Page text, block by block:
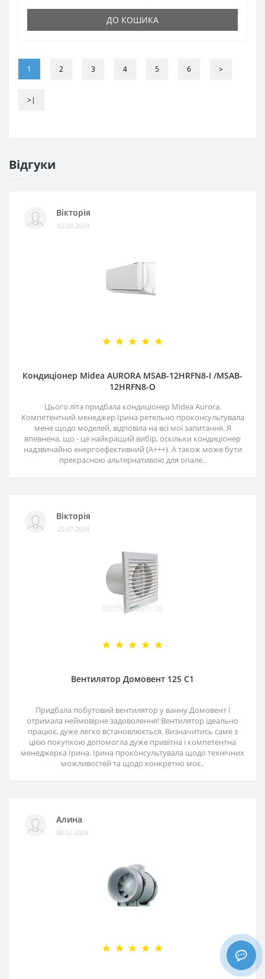
ДО КОШИКА
1 2 3 4 5 6 >
>|
Відгуки
Вікторія
02.08.2024
Кондиціонер Midea AURORA MSAB-12HRFN8-I /MSAB-
12HRFN8-O
Цього літа придбала кондиціонер Midea Aurora.
Компетентний менеджер Ірина ретельно проконсультувала
мене щодо моделей, відповіла на всі мої запитання. Я
впевнена, що - це найкращий вибір, оскільки кондиціонер
надзвичайно енергоефективний (А+++). А також може бути
прекрасною альтернативою для опале..
Вікторія
25.07.2024
Вентилятор Домовент 125 С1
Придбала побутовий вентилятор у ванну Домовент і
отримала неймовірне задоволення! Вентилятор ідеально
працює, дуже легко встановлюється. Визначитись саме з
цією покупкою допомогла дуже привітна і компетентна
менеджерка Ірина. Ірина проконсультувала щодо технічних
можливостей та щодо конкретно моє..
Алина
08.02.2024